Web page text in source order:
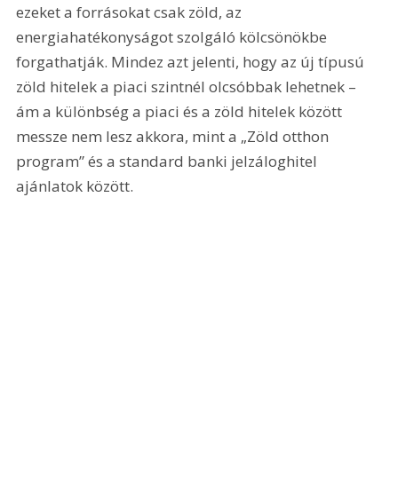
ezeket a forrásokat csak zöld, az
energiahatékonyságot szolgáló kölcsönökbe
forgathatják. Mindez azt jelenti, hogy az új típusú
zöld hitelek a piaci szintnél olcsóbbak lehetnek –
ám a különbség a piaci és a zöld hitelek között
messze nem lesz akkora, mint a „Zöld otthon
program” és a standard banki jelzáloghitel
ajánlatok között.